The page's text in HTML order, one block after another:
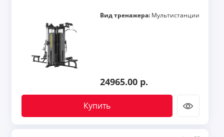
Вид тренажера: Мультистанции
24965.00 р.
Купить